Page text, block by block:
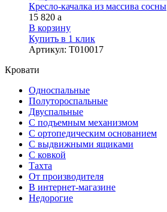
Кресло-качалка из массива сосны
15 820 a
В корзину
Купить в 1 клик
Артикул: Т010017
Кровати
Односпальные
Полутороспальные
Двуспальные
С подъемным механизмом
С ортопедическим основанием
С выдвижными ящиками
С ковкой
Тахта
От производителя
В интернет-магазине
Недорогие